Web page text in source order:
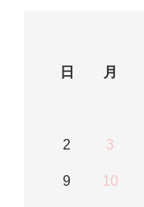
日
月
2 3
9 10